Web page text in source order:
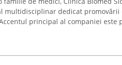
multidisciplinar dedicat promovării
principal al companiei este